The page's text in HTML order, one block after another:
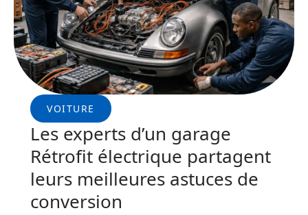
VOITURE
Les experts d’un garage
Rétrofit électrique partagent
leurs meilleures astuces de
conversion